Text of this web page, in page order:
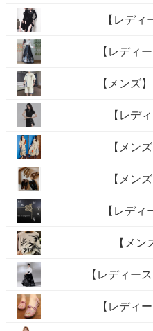
【レディ
【レディ
【メンズ
【レデ
【メン
【メン
【レディ
【メン
【レディー
【レディ